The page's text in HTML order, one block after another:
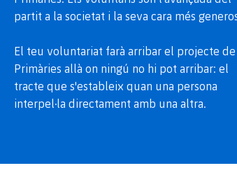
partit a la societat i la seva cara més
El teu voluntariat farà arribar el projecte de
Primàries allà on ningú no hi pot arribar: el
tracte que s'estableix quan una persona
interpel·la directament amb una altra.